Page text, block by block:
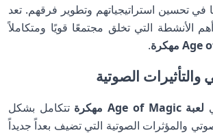
في تحسين استراتيجياتهم وتطوير فرقهم. تعد
الأنشطة التي تخلق مجتمعًا قويًا ومتكاملاً
.
الصوتية
لعبة Age of Magic مهكرة
تتكامل بشكل
والمؤثرات الصوتية التي تضيف بعداً جديداً